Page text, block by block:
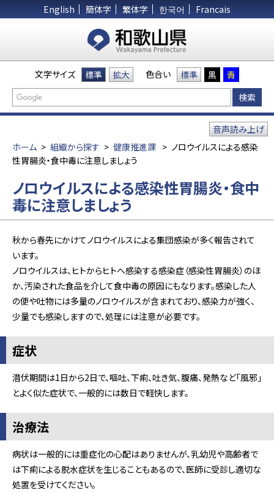
English 簡体字 繁体字 한국어 Francais
文字サイズ 標準 拡大 色合い 標準 黒 青
ホーム > 組織から探す > 健康推進課 > ノロウイルスによる感染
性胃腸炎・食中毒に注意しましょう
音声読み上げ
ノロウイルスによる感染性胃腸炎・食中
毒に注意しましょう
秋から春先にかけてノロウイルスによる集団感染が多く報告されて
います。
ノロウイルスは、ヒトからヒトへ感染する感染症（感染性胃腸炎）のほ
か、汚染された食品を介して食中毒の原因にもなります。感染した人
の便や吐物には多量のノロウイルスが含まれており、感染力が強く、
少量でも感染しますので、処理には注意が必要です。
症状
潜伏期間は1日から2日で、嘔吐、下痢、吐き気、腹痛、発熱など「風邪」
とよく似た症状で、一般的には数日で軽快します。
治療法
病状は一般的には重症化の心配はありませんが、乳幼児や高齢者で
は下痢による脱水症状を生じることもあるので、医師に受診し適切な
処置を受けてください。